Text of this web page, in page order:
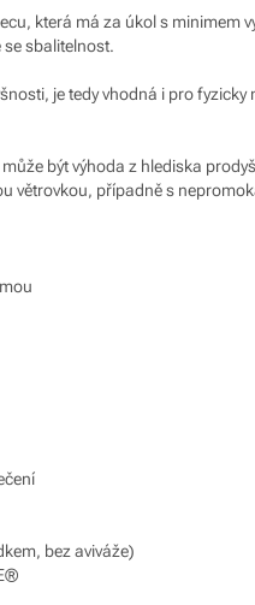
která má za úkol s minimem
sbalitelnost.
je tedy vhodná i pro
být výhoda z hlediska
větrovkou, případně s
bez aviváže)